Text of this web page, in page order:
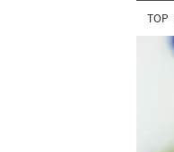
TOP